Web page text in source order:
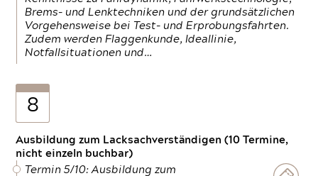
Brems- und Lenktechniken und der grundsätzlichen
Vorgehensweise bei Test- und Erprobungsfahrten.
Zudem werden Flaggenkunde, Ideallinie,
Notfallsituationen und…
8
Ausbildung zum Lacksachverständigen (10 Termine,
nicht einzeln buchbar)
Termin 5/10: Ausbildung zum